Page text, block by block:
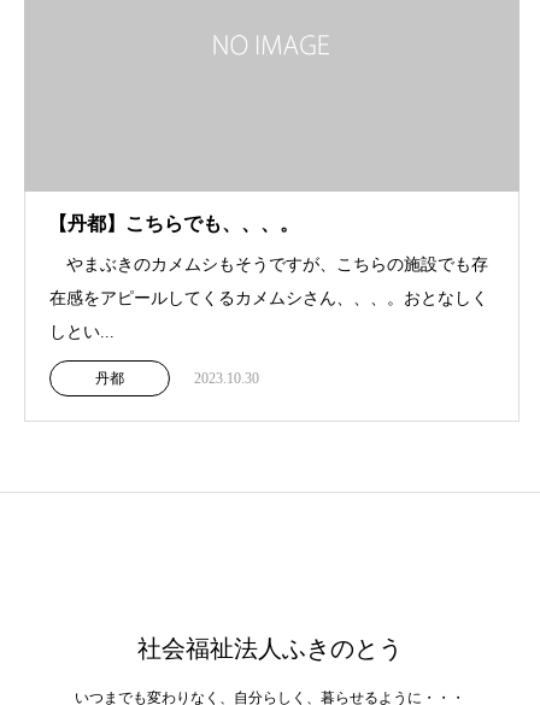
【丹都】こちらでも、、、。
やまぶきのカメムシもそうですが、こちらの施設でも存
在感をアピールしてくるカメムシさん、、、。おとなしく
しとい...
丹都 2023.10.30
社会福祉法人ふきのとう
いつまでも変わりなく、自分らしく、暮らせるように・・・